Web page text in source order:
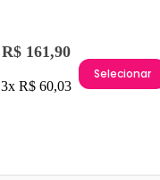
R$ 161,90
3x R$ 60,03
Selecionar